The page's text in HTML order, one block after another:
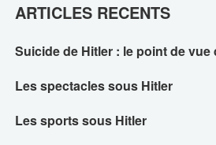
ARTICLES RECENTS
Suicide de Hitler : le point de vue
Les spectacles sous Hitler
Les sports sous Hitler